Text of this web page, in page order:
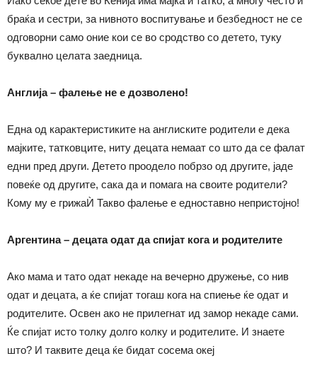
браќа и сестри, за нивното воспитување и безбедност не се
одговорни само оние кои се во сродство со детето, туку
буквално целата заедница.
Англија – фалење не е дозволено!
Една од карактеристиките на англиските родители е дека
мајките, татковците, ниту децата немаат со што да се фалат
едни пред други. Детето проодело побрзо од другите, јаде
повеќе од другите, сака да и помага на своите родители?
Кому му е грижаЍ Такво фалење е едноставно непристојно!
Аргентина – децата одат да спијат кога и родителите
Ако мама и тато одат некаде на вечерно дружење, со нив
одат и децата, а ќе спијат тогаш кога на спиење ќе одат и
родителите. Освен ако не прилегнат ид замор некаде сами.
Ќе спијат исто толку долго колку и родителите. И знаете
што? И таквите деца ќе бидат сосема океј